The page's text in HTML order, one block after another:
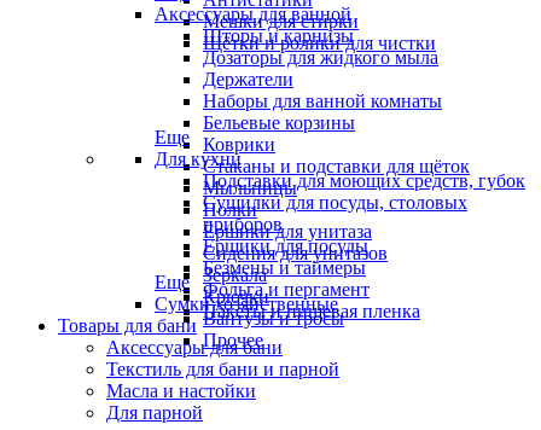
Мешки для стирки
Щётки и ролики для чистки
Аксессуары для ванной
Шторы и карнизы
Дозаторы для жидкого мыла
Держатели
Наборы для ванной комнаты
Бельевые корзины
Коврики
Стаканы и подставки для щёток
Мыльницы
Полки
Ёршики для унитаза
Сидения для унитазов
Зеркала
Крючки
Вантузы и тросы
Прочее
Еще
Для кухни
Подставки для моющих средств, губок
Сушилки для посуды, столовых
приборов
Ёршики для посуды
Безмены и таймеры
Фольга и пергамент
Пакеты и пищевая пленка
Еще
Сумки хозяйственные
Товары для бани
Аксессуары для бани
Текстиль для бани и парной
Масла и настойки
Для парной